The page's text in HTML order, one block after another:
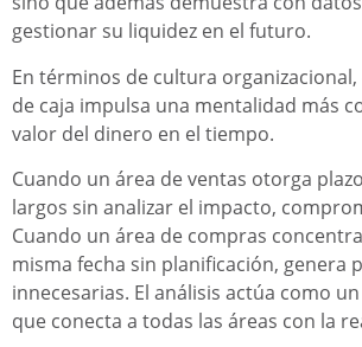
gestionar su liquidez en el futuro.
En términos de cultura
de caja impulsa una mentalidad más
valor del dinero en el tiempo.
Cuando un área de ventas otorga
largos sin analizar el impacto,
Cuando un área de compras
misma fecha sin planificación, genera
innecesarias. El análisis actúa como
que conecta a todas las áreas con la